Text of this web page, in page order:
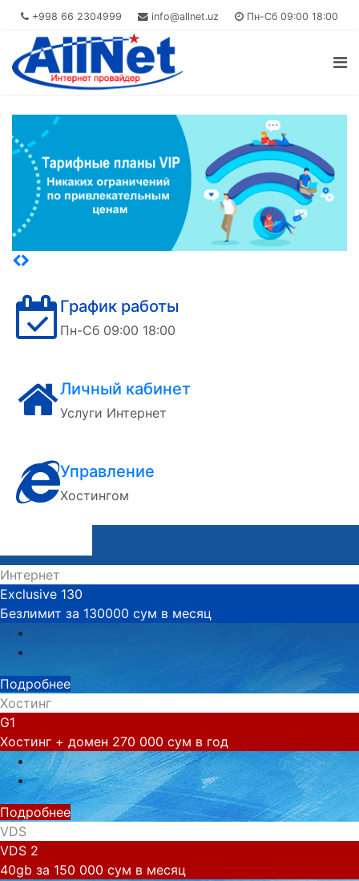
+998 66 2304999 info@allnet.uz Пн-Сб 09:00 18:00
График работы
Пн-Сб 09:00 18:00
Личный кабинет
Услуги Интернет
Управление
Хостингом
Интернет
Exclusive 130
Безлимит за 130000 сум в месяц
Подробнее
Хостинг
G1
Хостинг + домен 270 000 сум в год
Подробнее
VDS
VDS 2
40gb за 150 000 сум в месяц